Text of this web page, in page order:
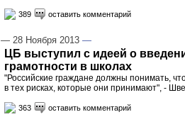
389 оставить комментарий
— 28 Ноября 2013 —
ЦБ выступил с идеей о
грамотности в школах
"Российские граждане должны понимать,
в тех рисках, которые они принимают", -
363 оставить комментарий